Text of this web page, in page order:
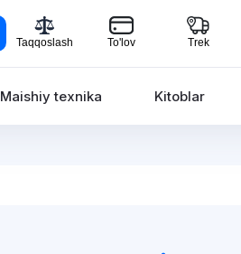
Taqqoslash To'lov Trek
Maishiy texnika Kitoblar